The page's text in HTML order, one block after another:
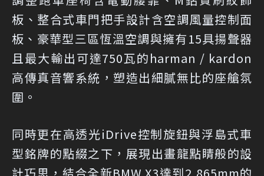
板、整合式車門把手設計含空調風量控制面
板、豪華型三區恆溫空調與擁有15具揚聲器
且最大輸出可達750瓦的harman / kardon
高傳真音響系統，塑造出細膩無比的座艙氛
圍。
同時更在高透光iDrive控制旋鈕與浮島式車
型銘牌的點綴之下，展現出畫龍點睛般的設
計巧思，結合全新BMW X3達到2,865mm的